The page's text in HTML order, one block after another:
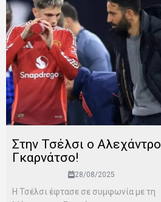
Στην Τσέλσι ο Αλεχάντρο
Γκαρνάτσο!
28/08/2025
Η Τσέλσι έφτασε σε συμφωνία με τη